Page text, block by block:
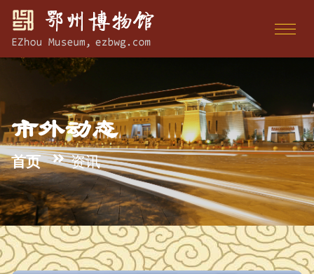
市外动态
首页 资讯